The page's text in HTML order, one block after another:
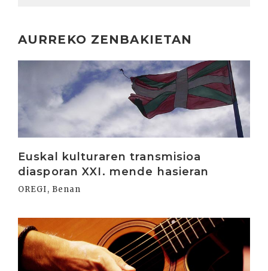
AURREKO ZENBAKIETAN
Euskal kulturaren transmisioa
diasporan XXI. mende hasieran
OREGI, Benan
Irakurri